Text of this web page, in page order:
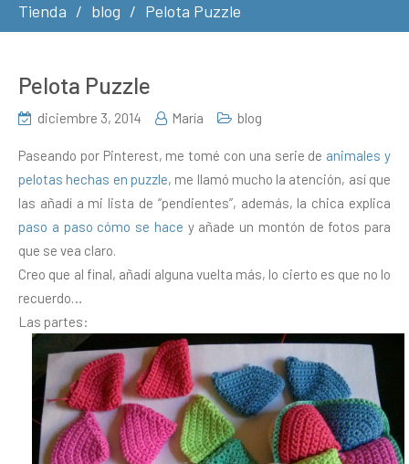
Tienda blog Pelota Puzzle
Pelota Puzzle
diciembre 3, 2014 María blog
Paseando por Pinterest, me tomé con una serie de animales y
pelotas hechas en puzzle, me llamó mucho la atención, así que
las añadí a mi lista de “pendientes”, además, la chica explica
paso a paso cómo se hace y añade un montón de fotos para
que se vea claro.
Creo que al final, añadí alguna vuelta más, lo cierto es que no lo
recuerdo…
Las partes: